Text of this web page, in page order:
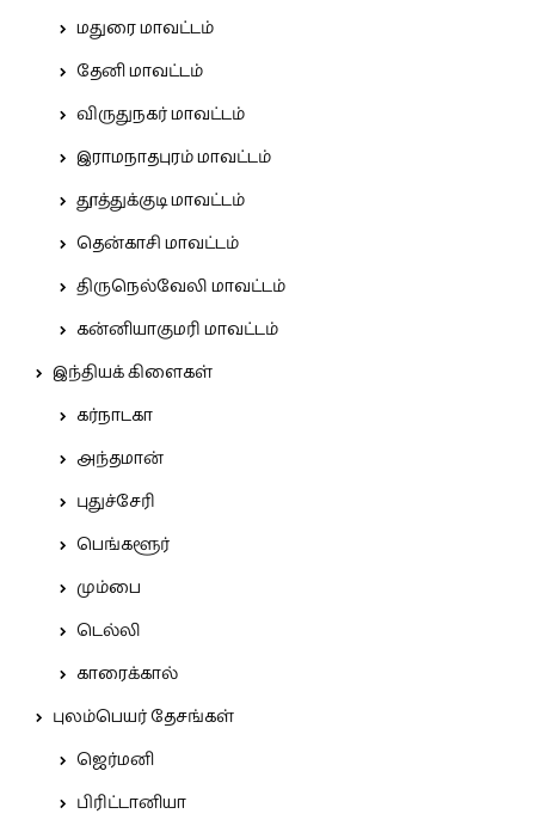
மதுரை மாவட்டம்
தேனி மாவட்டம்
விருதுநகர் மாவட்டம்
இராமநாதபுரம் மாவட்டம்
தூத்துக்குடி மாவட்டம்
தென்காசி மாவட்டம்
திருநெல்வேலி மாவட்டம்
கன்னியாகுமரி மாவட்டம்
இந்தியக் கிளைகள்
கர்நாடகா
அந்தமான்
புதுச்சேரி
பெங்களூர்
மும்பை
டெல்லி
காரைக்கால்
புலம்பெயர் தேசங்கள்
ஜெர்மனி
பிரிட்டானியா